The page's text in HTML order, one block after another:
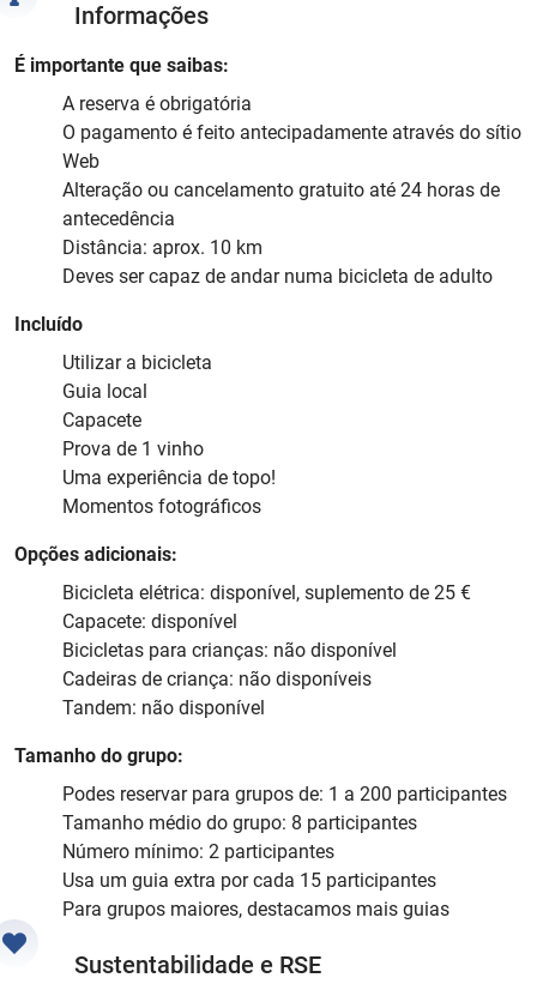
Informações
É importante que saibas:
A reserva é obrigatória
O pagamento é feito antecipadamente através do sítio
Web
Alteração ou cancelamento gratuito até 24 horas de
antecedência
Distância: aprox. 10 km
Deves ser capaz de andar numa bicicleta de adulto
Incluído
Utilizar a bicicleta
Guia local
Capacete
Prova de 1 vinho
Uma experiência de topo!
Momentos fotográficos
Opções adicionais:
Bicicleta elétrica: disponível, suplemento de 25 €
Capacete: disponível
Bicicletas para crianças: não disponível
Cadeiras de criança: não disponíveis
Tandem: não disponível
Tamanho do grupo:
Podes reservar para grupos de: 1 a 200 participantes
Tamanho médio do grupo: 8 participantes
Número mínimo: 2 participantes
Usa um guia extra por cada 15 participantes
Para grupos maiores, destacamos mais guias
Sustentabilidade e RSE